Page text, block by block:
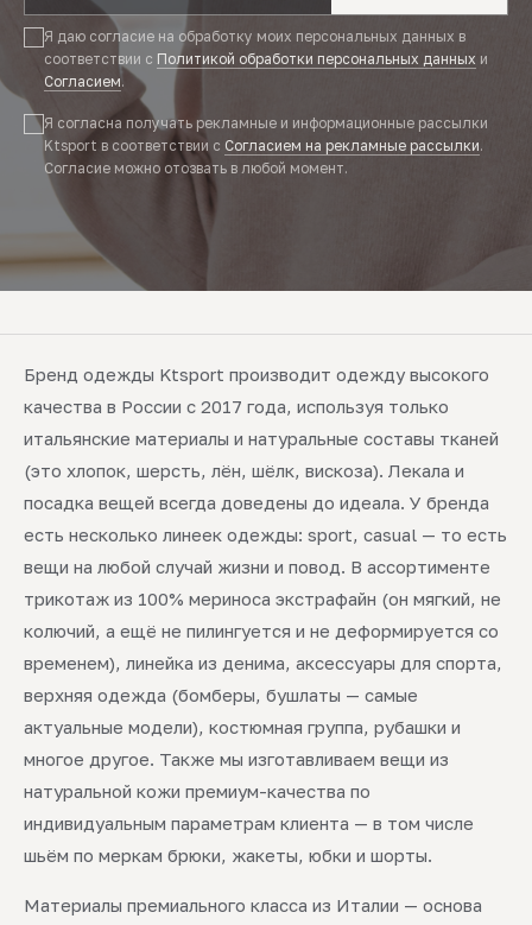
Я даю согласие на обработку моих персональных данных в
соответствии с Политикой обработки персональных данных и
Согласием.
Я согласна получать рекламные и информационные рассылки
Ktsport в соответствии с Согласием на рекламные рассылки.
Согласие можно отозвать в любой момент.
Бренд одежды Ktsport производит одежду высокого
качества в России с 2017 года, используя только
итальянские материалы и натуральные составы тканей
(это хлопок, шерсть, лён, шёлк, вискоза). Лекала и
посадка вещей всегда доведены до идеала. У бренда
есть несколько линеек одежды: sport, casual — то есть
вещи на любой случай жизни и повод. В ассортименте
трикотаж из 100% мериноса экстрафайн (он мягкий, не
колючий, а ещё не пилингуется и не деформируется со
временем), линейка из денима, аксессуары для спорта,
верхняя одежда (бомберы, бушлаты — самые
актуальные модели), костюмная группа, рубашки и
многое другое. Также мы изготавливаем вещи из
натуральной кожи премиум-качества по
индивидуальным параметрам клиента — в том числе
шьём по меркам брюки, жакеты, юбки и шорты.
Материалы премиального класса из Италии — основа